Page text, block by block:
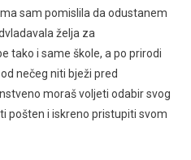
sam pomislila da odustanem
želja za
tako i same škole, a po prirodi
nečeg niti bježi pred
moraš voljeti odabir svog
pošten i iskreno pristupiti svom